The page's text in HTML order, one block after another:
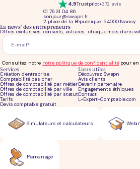
4,9Trustpilot+372 avis
01 76 31 04 86
bonjour@swapn.fr
2 place de la République, 54000 Nancy
Services
Création d'entreprise
Comptabilité pas cher
Offres de comptabilité par métier
Offres de comptabilité par ville
Offres de comptabilité par statut
Tarifs
Devis comptable gratuit
Liens utiles
Découvrez Swapn
Avis clients
Devenir partenaire
Engagements éthiques
Contact
L-Expert-Comptable.com
La news' des entrepreneurs
Offres exclusives, conseils, astuces : chaque mois dans
Consultez notre notre politique de confidentialitépour en
Simulateurs et calculateurs
Parrainage